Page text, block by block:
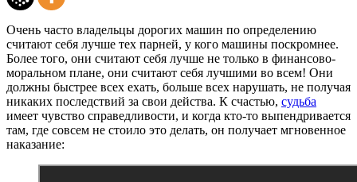
Очень часто владельцы дорогих машин по определению
считают себя лучше тех парней, у кого машины поскромнее.
Более того, они считают себя лучше не только в финансово-
моральном плане, они считают себя лучшими во всем! Они
должны быстрее всех ехать, больше всех нарушать, не получая
никаких последствий за свои действа. К счастью, судьба
имеет чувство справедливости, и когда кто-то выпендривается
там, где совсем не стоило это делать, он получает мгновенное
наказание: